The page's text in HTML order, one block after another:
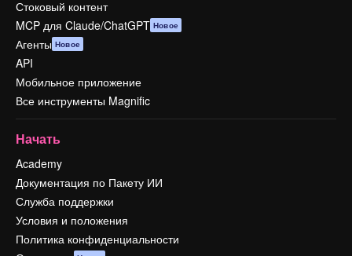
Стоковый контент
MCP для Claude/ChatGPT Новое
Агенты Новое
API
Мобильное приложение
Все инструменты Magnific
Начать
Academy
Документация по Пакету ИИ
Служба поддержки
Условия и положения
Политика конфиденциальности